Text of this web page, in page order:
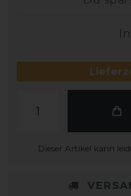
Dieser Artikel kann